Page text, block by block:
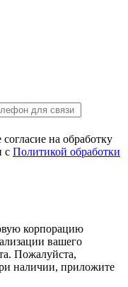
на обработку
с Политикой обработки
корпорацию
вашего
Пожалуйста,
наличии, приложите